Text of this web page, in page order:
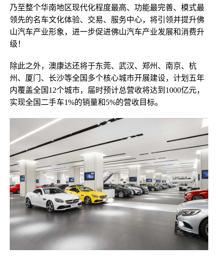
乃至整个华南地区现代化程度最高、功能最完善、模式最
领先的名车文化体验、交易、服务中心，将引领并提升佛
山汽车产业形象，进一步促进佛山汽车产业发展和消费升
级！
除此之外，澳康达还将于东莞、武汉、郑州、南京、杭
州、厦门、长沙等全国多个核心城市开展建设，计划五年
内覆盖全国12个城市， 届时预计总营收将达到1000亿元，
实现全国二手车1%的销量和5%的营收目标。